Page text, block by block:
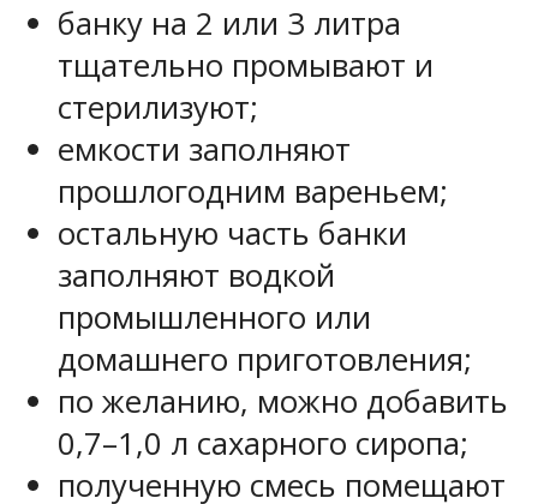
банку на 2 или 3 литра
тщательно промывают и
стерилизуют;
емкости заполняют
прошлогодним вареньем;
остальную часть банки
заполняют водкой
промышленного или
домашнего приготовления;
по желанию, можно добавить
0,7–1,0 л сахарного сиропа;
полученную смесь помещают